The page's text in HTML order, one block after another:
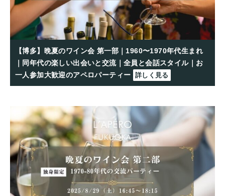
【博多】晩夏のワイン会 第一部｜1960〜1970年代生まれ
｜同年代の楽しい出会いと交流｜全員と会話スタイル｜お
一人参加大歓迎のアペロパーティー 詳しく見る